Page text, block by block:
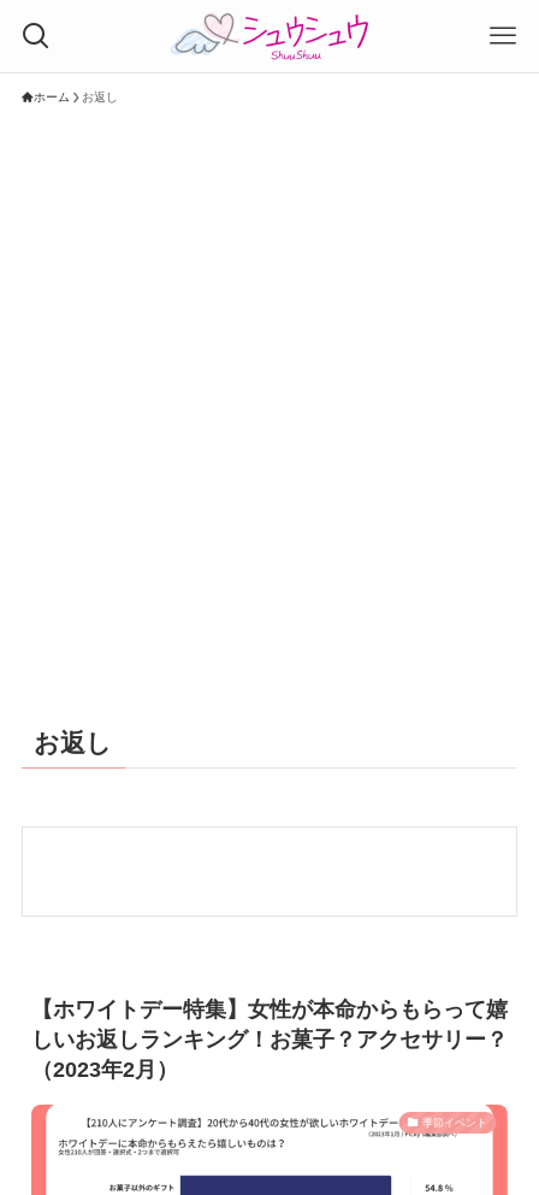
ホーム お返し
お返し
【ホワイトデー特集】女性が本命からもらって嬉
しいお返しランキング！お菓子？アクセサリー？
（2023年2月）
季節イベント